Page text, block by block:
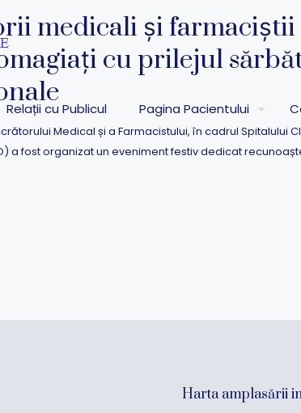
Relații cu Publicul Pagina Pacientului
medicali și
cu prilejul
Medical și a Farmacistului, în cadrul Spitalului
a fost organizat un eveniment festiv dedicat
Harta amplasării